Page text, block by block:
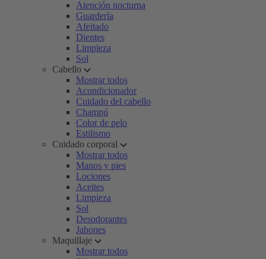
Atención nocturna
Guardería
Afeitado
Dientes
Limpieza
Sol
Cabello
Mostrar todos
Acondicionador
Cuidado del cabello
Champú
Color de pelo
Estilismo
Cuidado corporal
Mostrar todos
Manos y pies
Lociones
Aceites
Limpieza
Sol
Desodorantes
Jabones
Maquillaje
Mostrar todos